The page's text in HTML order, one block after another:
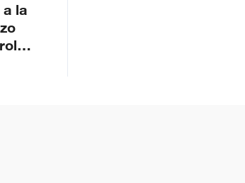
la